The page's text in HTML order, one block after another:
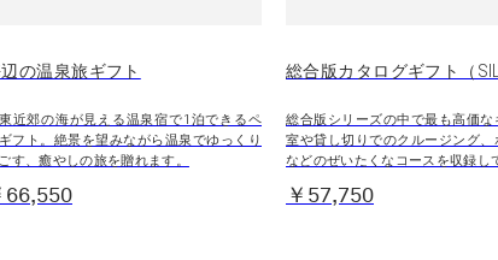
の温泉旅ギフト
近郊の海が見える温泉宿で1泊できるペ
フト。絶景を望みながら温泉でゆっくり
す、癒やしの旅を贈れます。
66,550
総合版カタログギフト（
総合版シリーズの中で最も高価な
室や貸し切りでのクルージング、
などのぜいたくなコースを収録し
￥57,750